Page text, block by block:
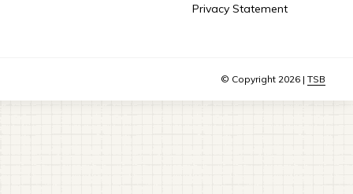
Privacy Statement
© Copyright 2026 | TSB